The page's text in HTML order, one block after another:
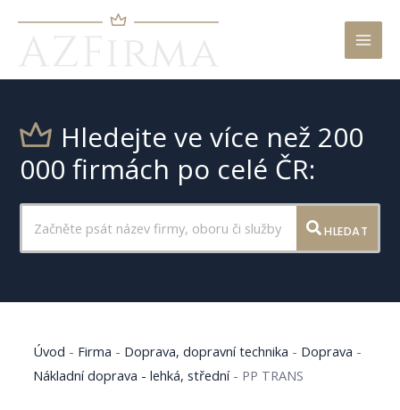
Hledejte ve více než 200
000 firmách po celé ČR:
HLEDAT
Úvod - Firma - Doprava, dopravní technika - Doprava -
Nákladní doprava - lehká, střední- PP TRANS